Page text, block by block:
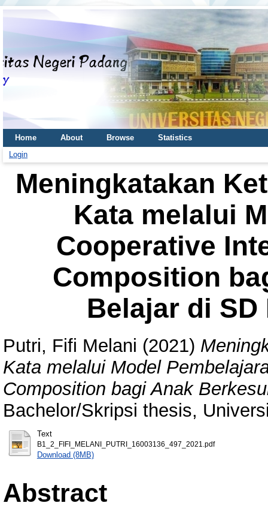
Home About Browse
Statistics
Login
Meningkatakan
Kata melalui
Cooperative
Composition
Belajar di SD
Putri, Fifi Melani (2021)
Kata melalui Model
Composition bagi Anak
Bachelor/Skripsi thesis,
Text
B1_2_FIFI_MELANI_PUTRI_16003136_497_2021.pdf
Download (8MB)
Abstract